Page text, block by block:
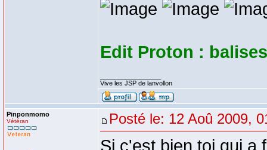
Edit Proton :
Vive les JSP de lanvollon
Pinponmomo
Vétéran Posté le: 12 Aoû 2009,
Si c'est bien toi qui a